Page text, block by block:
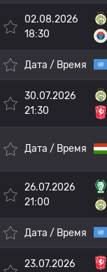
02.08.2026
18:30
Дата / Время
30.07.2026
21:30
Дата / Время
26.07.2026
21:00
Дата / Время
23.07.2026